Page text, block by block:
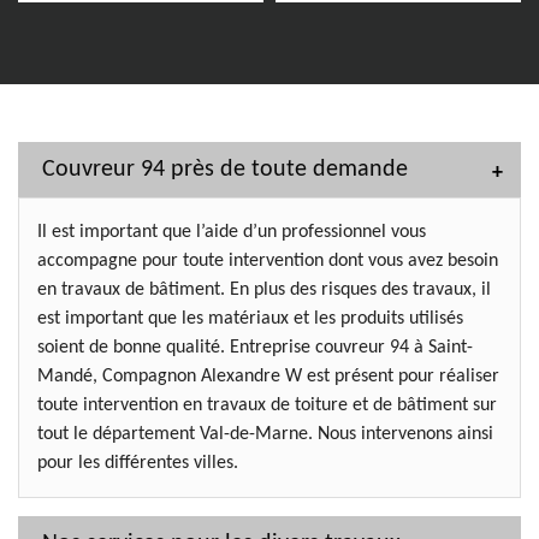
Couvreur 94 près de toute demande
Il est important que l’aide d’un professionnel vous
accompagne pour toute intervention dont vous avez besoin
en travaux de bâtiment. En plus des risques des travaux, il
est important que les matériaux et les produits utilisés
soient de bonne qualité. Entreprise couvreur 94 à Saint-
Mandé, Compagnon Alexandre W est présent pour réaliser
toute intervention en travaux de toiture et de bâtiment sur
tout le département Val-de-Marne. Nous intervenons ainsi
pour les différentes villes.